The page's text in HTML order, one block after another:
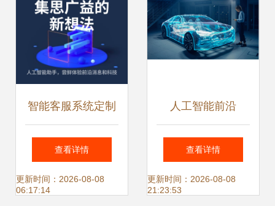
智能客服系统定制
开发 打造AI机器人
客服小程序，实现
查看详情
更新时间：2026-08-08
06:17:14
人工智能前沿
2025 年影响工程
的顶级趋势与人工
查看详情
更新时间：2026-08-08
21:23:53